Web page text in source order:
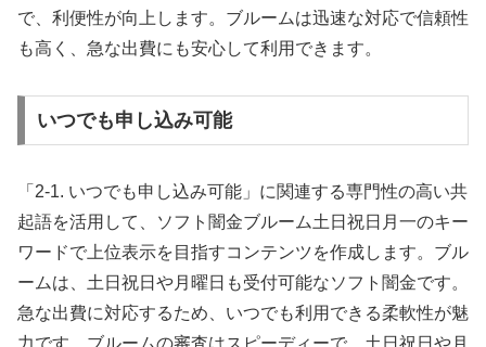
で、利便性が向上します。ブルームは迅速な対応で信頼性
も高く、急な出費にも安心して利用できます。
いつでも申し込み可能
「2-1. いつでも申し込み可能」に関連する専門性の高い共
起語を活用して、ソフト闇金ブルーム土日祝日月一のキー
ワードで上位表示を目指すコンテンツを作成します。ブル
ームは、土日祝日や月曜日も受付可能なソフト闇金です。
急な出費に対応するため、いつでも利用できる柔軟性が魅
力です。ブルームの審査はスピーディーで、土日祝日や月